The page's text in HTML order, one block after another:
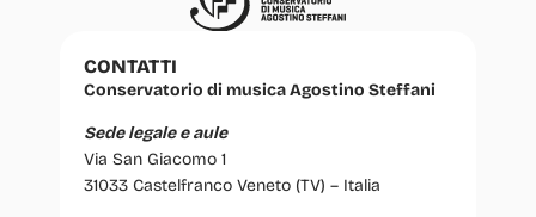
CONTATTI
Conservatorio di musica Agostino Steffani
Sede legale e aule
Via San Giacomo 1
31033 Castelfranco Veneto (TV) – Italia